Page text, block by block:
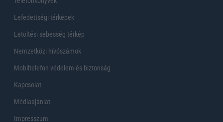
Lefedettségi térképek
Letöltési sebesség térkép
Nemzetközi hívószámok
Mobiltelefon védelem és biztonság
Kapcsolat
Médiaajánlat
Impresszum